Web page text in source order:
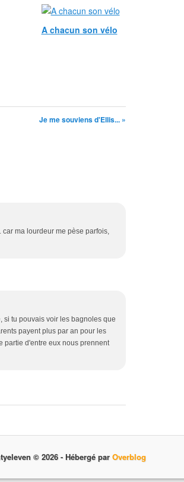
A chacun son vélo
Je me souviens d'Ellis... »
ma lourdeur me pèse parfois,
si tu pouvais voir les bagnoles que
payent plus par an pour les
partie d'entre eux nous prennent
© 2026 - Hébergé par Overblog